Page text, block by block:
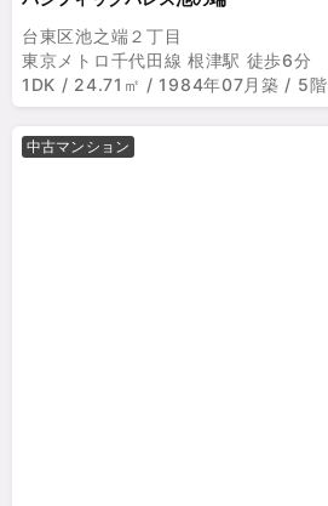
台東区池之端２丁目
東京メトロ千代田線 根津駅 徒歩6分
1DK / 24.71㎡ / 1984年07月築 / 5階
中古マンション